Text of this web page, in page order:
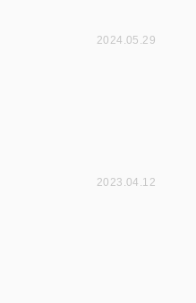
2024.05.29
2023.04.12